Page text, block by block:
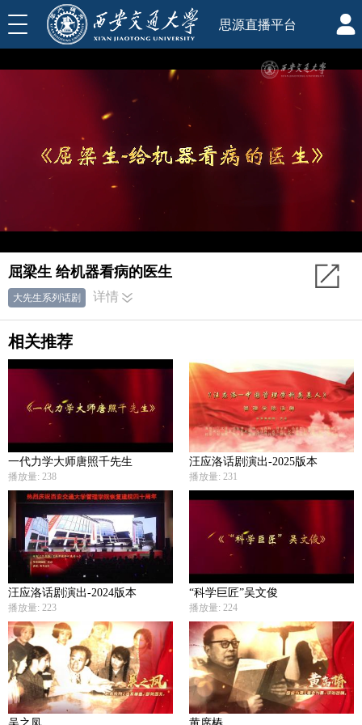
思源直播平台
屈梁生 给机器看病的医生
大先生系列话剧 详情
相关推荐
一代力学大师唐照千先生
播放量: 238
汪应洛话剧演出-2025版本
播放量: 231
汪应洛话剧演出-2024版本
播放量: 223
“科学巨匠”吴文俊
播放量: 224